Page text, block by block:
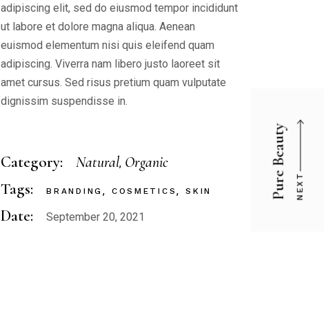
adipiscing elit, sed do eiusmod tempor incididunt
ut labore et dolore magna aliqua. Aenean
euismod elementum nisi quis eleifend quam
adipiscing. Viverra nam libero justo laoreet sit
amet cursus. Sed risus pretium quam vulputate
dignissim suspendisse in.
Category: Natural Organic
Tags: BRANDING COSMETICS SKIN
Date: September 20, 2021
Pure Beauty NEXT